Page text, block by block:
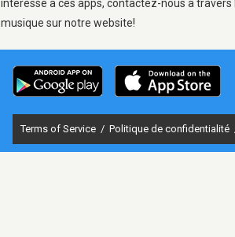
intéressé à ces apps, contactez-nous à
musique sur notre website!
Terms of Service / Politique de confidentialité